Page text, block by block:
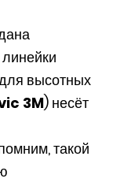
высотных
3M) несёт
такой